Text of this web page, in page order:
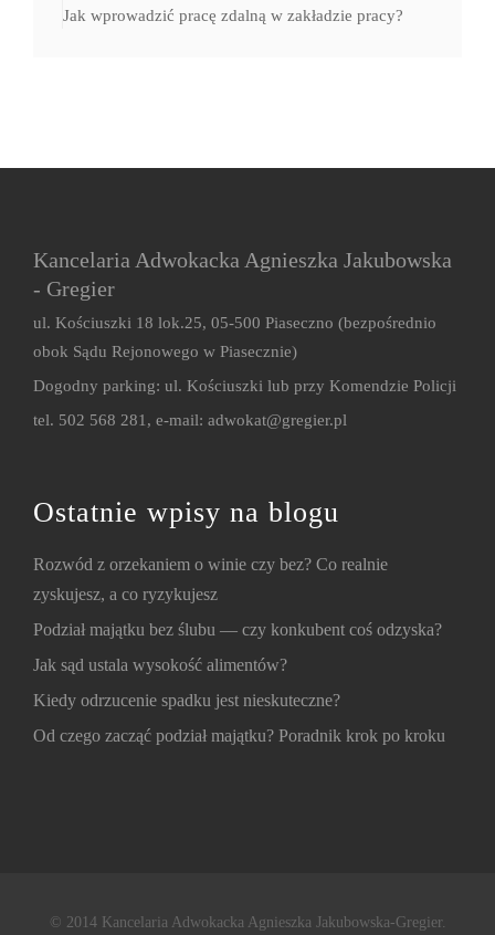
Jak wprowadzić pracę zdalną w zakładzie pracy?
Kancelaria Adwokacka Agnieszka Jakubowska
- Gregier
ul. Kościuszki 18 lok.25, 05-500 Piaseczno (bezpośrednio
obok Sądu Rejonowego w Piasecznie)
Dogodny parking: ul. Kościuszki lub przy Komendzie Policji
tel. 502 568 281, e-mail: adwokat@gregier.pl
Ostatnie wpisy na blogu
Rozwód z orzekaniem o winie czy bez? Co realnie
zyskujesz, a co ryzykujesz
Podział majątku bez ślubu — czy konkubent coś odzyska?
Jak sąd ustala wysokość alimentów?
Kiedy odrzucenie spadku jest nieskuteczne?
Od czego zacząć podział majątku? Poradnik krok po kroku